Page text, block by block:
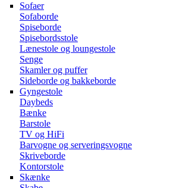
Sofaer
Sofaborde
Spiseborde
Spisebordsstole
Lænestole og loungestole
Senge
Skamler og puffer
Sideborde og bakkeborde
Gyngestole
Daybeds
Bænke
Barstole
TV og HiFi
Barvogne og serveringsvogne
Skriveborde
Kontorstole
Skænke